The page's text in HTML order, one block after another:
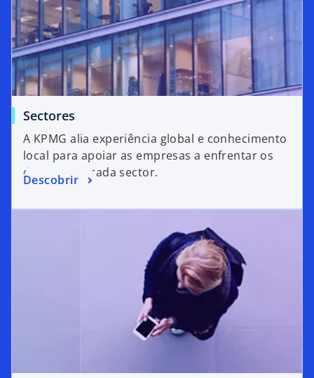
Sectores
A KPMG alia experiência global e conhecimento
local para apoiar as empresas a enfrentar os
desafios de cada sector.
Descobrir